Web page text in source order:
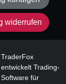
widerrufen
TraderFox
entwickelt Trading-
Software für